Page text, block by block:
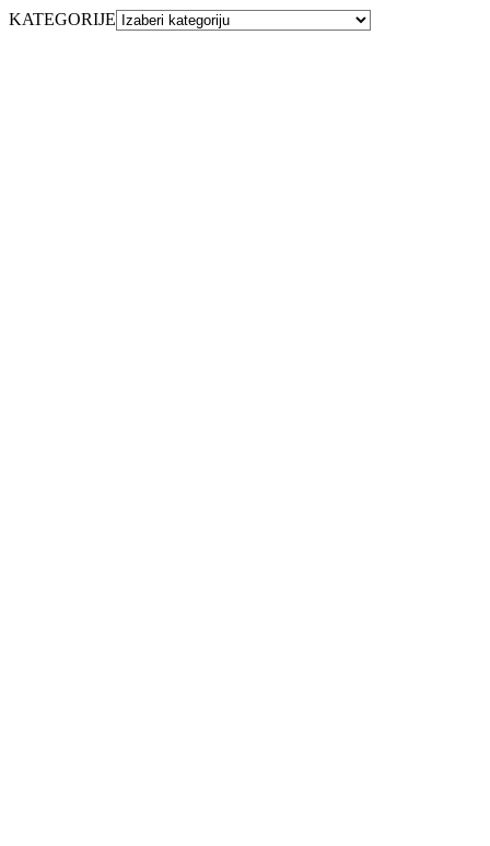
KATEGORIJE